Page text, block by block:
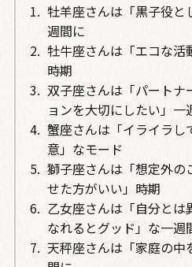
牡羊座さんは「黒子役と
週間に
牡牛座さんは「エコな活
時期
双子座さんは「パートナ
ョンを大切にしたい」一
蟹座さんは「イライラし
意」なモード
獅子座さんは「想定外の
せた方がいい」時期
乙女座さんは「自分とは
なれるとグッド」な一週
天秤座さんは「家庭の中